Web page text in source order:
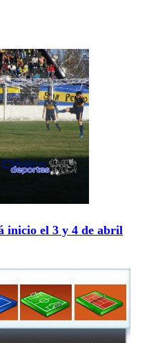
inicio el 3 y 4 de abril